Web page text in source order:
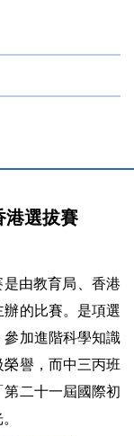
選拔賽
是由教育局、香港
的比賽。是項選
加進階科學知識
譽，而中三丙班
二十一屆國際初